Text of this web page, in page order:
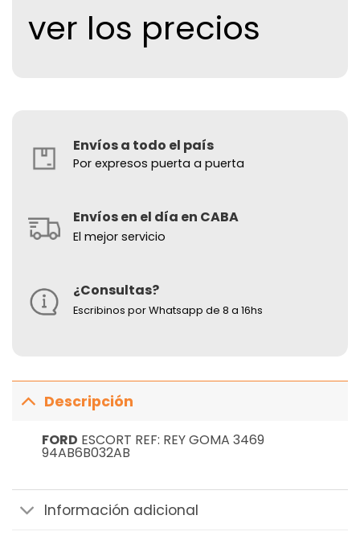
ver los precios
Envíos a todo el país
Por expresos puerta a puerta
Envíos en el día en CABA
El mejor servicio
¿Consultas?
Escribinos por Whatsapp de 8 a 16hs
Descripción
FORD ESCORT REF: REY GOMA 3469
94AB6B032AB
Información adicional